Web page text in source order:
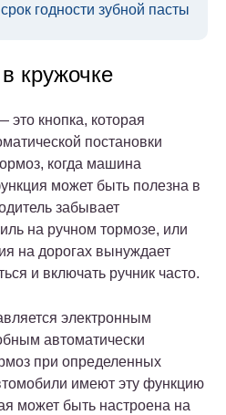
годности зубной пасты
кружочке
это кнопка, которая
постановки
когда машина
может быть полезна в
забывает
на ручном тормозе, или
на дорогах вынуждает
и включать ручник часто.
электронным
автоматически
при определенных
имеют эту функцию
может быть настроена на